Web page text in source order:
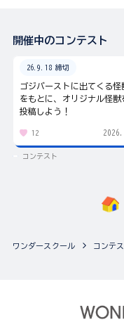
開催中のコンテスト
26.9.18 締切
ゴジバーストに出てくる怪
をもとに、オリジナル怪獣
投稿しよう！
12
コンテスト
ワンダースクール コンテ